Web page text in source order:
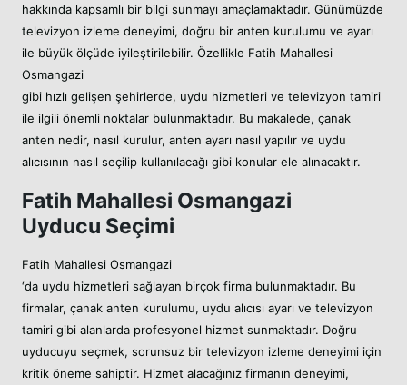
hakkında kapsamlı bir bilgi sunmayı amaçlamaktadır. Günümüzde
televizyon izleme deneyimi, doğru bir anten kurulumu ve ayarı
ile büyük ölçüde iyileştirilebilir. Özellikle Fatih Mahallesi
Osmangazi
gibi hızlı gelişen şehirlerde, uydu hizmetleri ve televizyon tamiri
ile ilgili önemli noktalar bulunmaktadır. Bu makalede, çanak
anten nedir, nasıl kurulur, anten ayarı nasıl yapılır ve uydu
alıcısının nasıl seçilip kullanılacağı gibi konular ele alınacaktır.
Fatih Mahallesi Osmangazi
Uyducu Seçimi
Fatih Mahallesi Osmangazi
‘da uydu hizmetleri sağlayan birçok firma bulunmaktadır. Bu
firmalar, çanak anten kurulumu, uydu alıcısı ayarı ve televizyon
tamiri gibi alanlarda profesyonel hizmet sunmaktadır. Doğru
uyducuyu seçmek, sorunsuz bir televizyon izleme deneyimi için
kritik öneme sahiptir. Hizmet alacağınız firmanın deneyimi,